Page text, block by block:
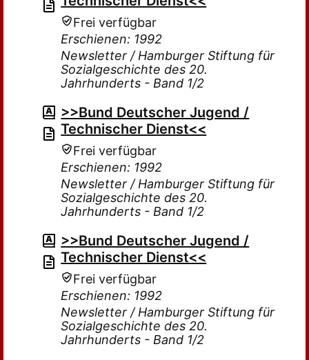
Frei verfügbar
Erschienen: 1992
Newsletter / Hamburger Stiftung für
Sozialgeschichte des 20.
Jahrhunderts - Band 1/2
>>Bund Deutscher Jugend /
Technischer Dienst<<
Frei verfügbar
Erschienen: 1992
Newsletter / Hamburger Stiftung für
Sozialgeschichte des 20.
Jahrhunderts - Band 1/2
>>Bund Deutscher Jugend /
Technischer Dienst<<
Frei verfügbar
Erschienen: 1992
Newsletter / Hamburger Stiftung für
Sozialgeschichte des 20.
Jahrhunderts - Band 1/2